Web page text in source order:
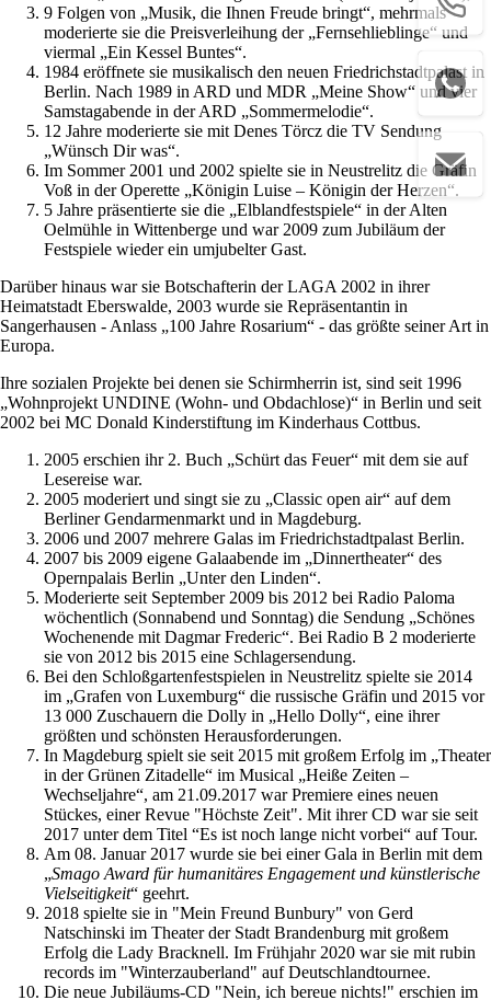
9 Folgen von „Musik, die Ihnen Freude bringt“, mehrmals
moderierte sie die Preisverleihung der „Fernsehlieblinge“ und
viermal „Ein Kessel Buntes“.
1984 eröffnete sie musikalisch den neuen Friedrichstadtpalast in
Berlin. Nach 1989 in ARD und MDR „Meine Show“ und vier
Samstagabende in der ARD „Sommermelodie“.
12 Jahre moderierte sie mit Denes Törcz die TV Sendung
„Wünsch Dir was“.
Im Sommer 2001 und 2002 spielte sie in Neustrelitz die Gräfin
Voß in der Operette „Königin Luise – Königin der Herzen“.
5 Jahre präsentierte sie die „Elblandfestspiele“ in der Alten
Oelmühle in Wittenberge und war 2009 zum Jubiläum der
Festspiele wieder ein umjubelter Gast.
Darüber hinaus war sie Botschafterin der LAGA 2002 in ihrer
Heimatstadt Eberswalde, 2003 wurde sie Repräsentantin in
Sangerhausen - Anlass „100 Jahre Rosarium“ - das größte seiner Art in
Europa.
Ihre sozialen Projekte bei denen sie Schirmherrin ist, sind seit 1996
„Wohnprojekt UNDINE (Wohn- und Obdachlose)“ in Berlin und seit
2002 bei MC Donald Kinderstiftung im Kinderhaus Cottbus.
2005 erschien ihr 2. Buch „Schürt das Feuer“ mit dem sie auf
Lesereise war.
2005 moderiert und singt sie zu „Classic open air“ auf dem
Berliner Gendarmenmarkt und in Magdeburg.
2006 und 2007 mehrere Galas im Friedrichstadtpalast Berlin.
2007 bis 2009 eigene Galaabende im „Dinnertheater“ des
Opernpalais Berlin „Unter den Linden“.
Moderierte seit September 2009 bis 2012 bei Radio Paloma
wöchentlich (Sonnabend und Sonntag) die Sendung „Schönes
Wochenende mit Dagmar Frederic“. Bei Radio B 2 moderierte
sie von 2012 bis 2015 eine Schlagersendung.
Bei den Schloßgartenfestspielen in Neustrelitz spielte sie 2014
im „Grafen von Luxemburg“ die russische Gräfin und 2015 vor
13 000 Zuschauern die Dolly in „Hello Dolly“, eine ihrer
größten und schönsten Herausforderungen.
In Magdeburg spielt sie seit 2015 mit großem Erfolg im „Theater
in der Grünen Zitadelle“ im Musical „Heiße Zeiten –
Wechseljahre“, am 21.09.2017 war Premiere eines neuen
Stückes, einer Revue "Höchste Zeit". Mit ihrer CD war sie seit
2017 unter dem Titel “Es ist noch lange nicht vorbei“ auf Tour.
Am 08. Januar 2017 wurde sie bei einer Gala in Berlin mit dem
„Smago Award für humanitäres Engagement und künstlerische
Vielseitigkeit“ geehrt.
2018 spielte sie in "Mein Freund Bunbury" von Gerd
Natschinski im Theater der Stadt Brandenburg mit großem
Erfolg die Lady Bracknell. Im Frühjahr 2020 war sie mit rubin
records im "Winterzauberland" auf Deutschlandtournee.
Die neue Jubiläums-CD "Nein, ich bereue nichts!" erschien im